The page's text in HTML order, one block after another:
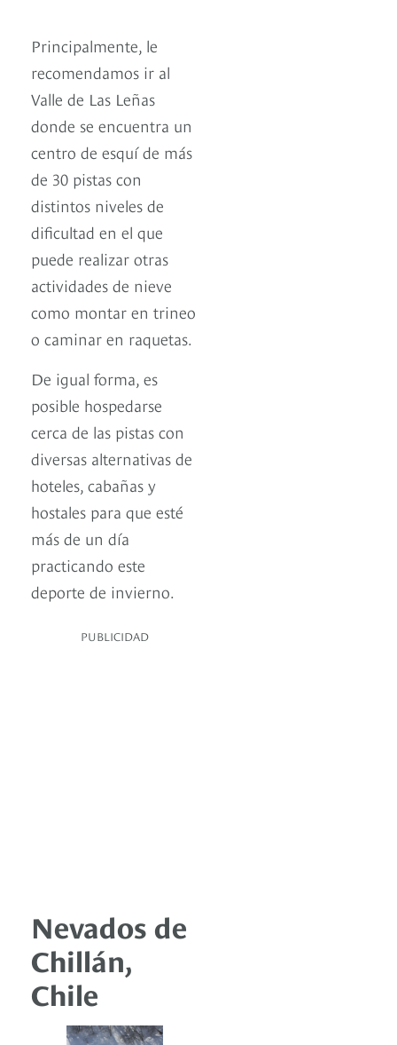
Principalmente, le
recomendamos ir al
Valle de Las Leñas
donde se encuentra un
centro de esquí de más
de 30 pistas con
distintos niveles de
dificultad en el que
puede realizar otras
actividades de nieve
como montar en trineo
o caminar en raquetas.
De igual forma, es
posible hospedarse
cerca de las pistas con
diversas alternativas de
hoteles, cabañas y
hostales para que esté
más de un día
practicando este
deporte de invierno.
PUBLICIDAD
Nevados de
Chillán,
Chile